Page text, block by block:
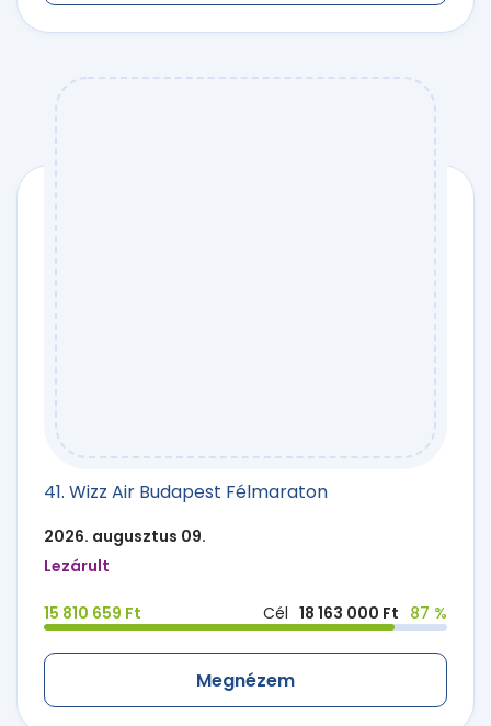
41. Wizz Air Budapest Félmaraton
2026. augusztus 09.
Lezárult
15 810 659 Ft Cél 18 163 000 Ft 87 %
Megnézem